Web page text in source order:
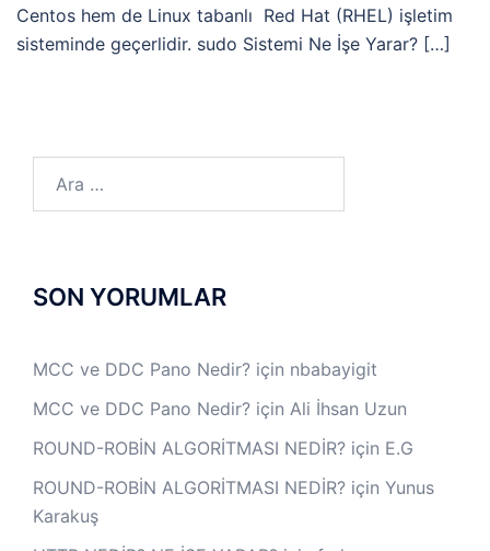
Centos hem de Linux tabanlı Red Hat (RHEL) işletim
sisteminde geçerlidir. sudo Sistemi Ne İşe Yarar? […]
SON YORUMLAR
MCC ve DDC Pano Nedir? için nbabayigit
MCC ve DDC Pano Nedir? için Ali İhsan Uzun
ROUND-ROBİN ALGORİTMASI NEDİR? için E.G
ROUND-ROBİN ALGORİTMASI NEDİR? için Yunus
Karakuş